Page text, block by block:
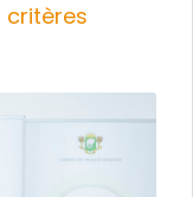
critères